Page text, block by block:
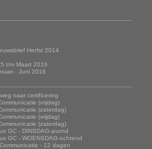
Herfst 2014
t/m Maart 2016
- Juni 2016
naar certificering
(vrijdag)
(zaterdag)
(vrijdag)
(zaterdag)
GC - DINSDAG-avond
GC - WOENSDAG-ochtend
- 12 dagen